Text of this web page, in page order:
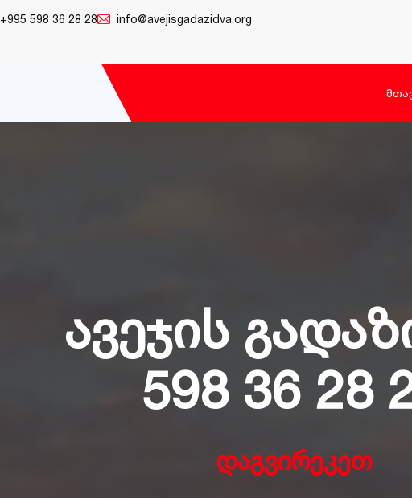
+995 598 36 28 28 info@avejisgadazidva.org
ავეჯის
598 36 28
დაგვირეკეთ